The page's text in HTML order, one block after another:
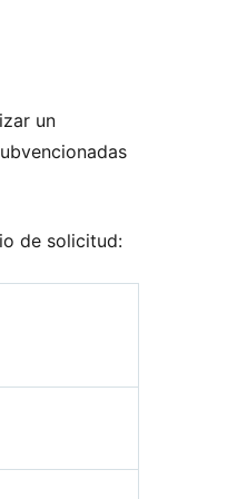
un
de solicitud: